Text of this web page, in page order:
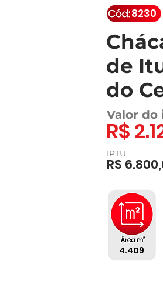
8230
de
do
R$
Valor do
R$
IPTU
4.409